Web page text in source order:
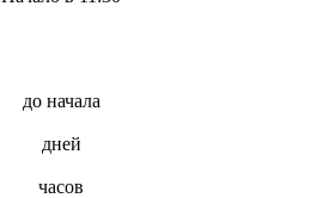
до начала
дней
часов